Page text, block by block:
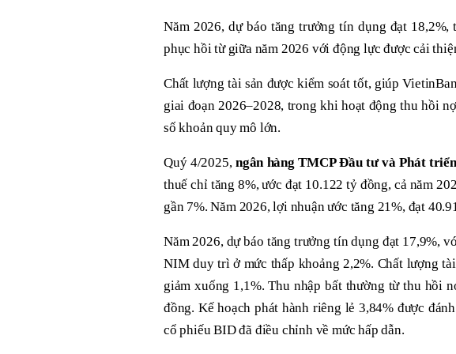
Năm 2026, dự báo tăng trưởng tín dụng đạt
phục hồi từ giữa năm 2026 với động lực được cải
Chất lượng tài sản được kiểm soát tốt, giúp
giai đoạn 2026–2028, trong khi hoạt động thu hồi
số khoản quy mô lớn.
Quý 4/2025, ngân hàng TMCP Đầu tư và Phát
thuế chỉ tăng 8%, ước đạt 10.122 tỷ đồng, cả năm
gần 7%. Năm 2026, lợi nhuận ước tăng 21%, đạt
Năm 2026, dự báo tăng trưởng tín dụng đạt 17,9%,
NIM duy trì ở mức thấp khoảng 2,2%. Chất lượng
giảm xuống 1,1%. Thu nhập bất thường từ thu hồi
đồng. Kế hoạch phát hành riêng lẻ 3,84% được
cổ phiếu BID đã điều chỉnh về mức hấp dẫn.